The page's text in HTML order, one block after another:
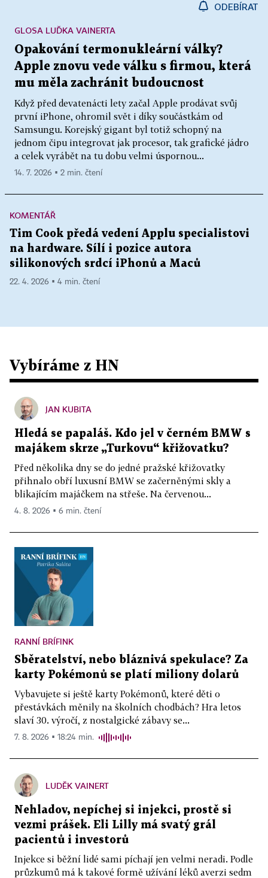
ODEBÍRAT
Opakování termonukleární války?
Apple znovu vede válku s firmou, která
mu měla zachránit budoucnost
Když před devatenácti lety začal Apple prodávat svůj
první iPhone, ohromil svět i díky součástkám od
Samsungu. Korejský gigant byl totiž schopný na
jednom čipu integrovat jak procesor, tak grafické jádro
a celek vyrábět na tu dobu velmi úspornou...
GLOSA LUĎKA VAINERTA
14. 7. 2026 ▪ 2 min. čtení
KOMENTÁŘ
Tim Cook předá vedení Applu specialistovi
na hardware. Sílí i pozice autora
silikonových srdcí iPhonů a Maců
22. 4. 2026 ▪ 4 min. čtení
Vybíráme z HN
JAN KUBITA
Hledá se papaláš. Kdo jel v černém BMW s
majákem skrze „Turkovu“ křižovatku?
Před několika dny se do jedné pražské křižovatky
přihnalo obří luxusní BMW se začerněnými skly a
blikajícím majáčkem na střeše. Na červenou...
4. 8. 2026 ▪ 6 min. čtení
RANNÍ BRÍFINK
Sběratelství, nebo bláznivá spekulace? Za
karty Pokémonů se platí miliony dolarů
Vybavujete si ještě karty Pokémonů, které děti o
přestávkách měnily na školních chodbách? Hra letos
slaví 30. výročí, z nostalgické zábavy se...
7. 8. 2026 ▪ 18:24 min.
LUDĚK VAINERT
Nehladov, nepíchej si injekci, prostě si
vezmi prášek. Eli Lilly má svatý grál
pacientů i investorů
Injekce si běžní lidé sami píchají jen velmi neradi. Podle
průzkumů má k takové formě užívání léků averzi sedm